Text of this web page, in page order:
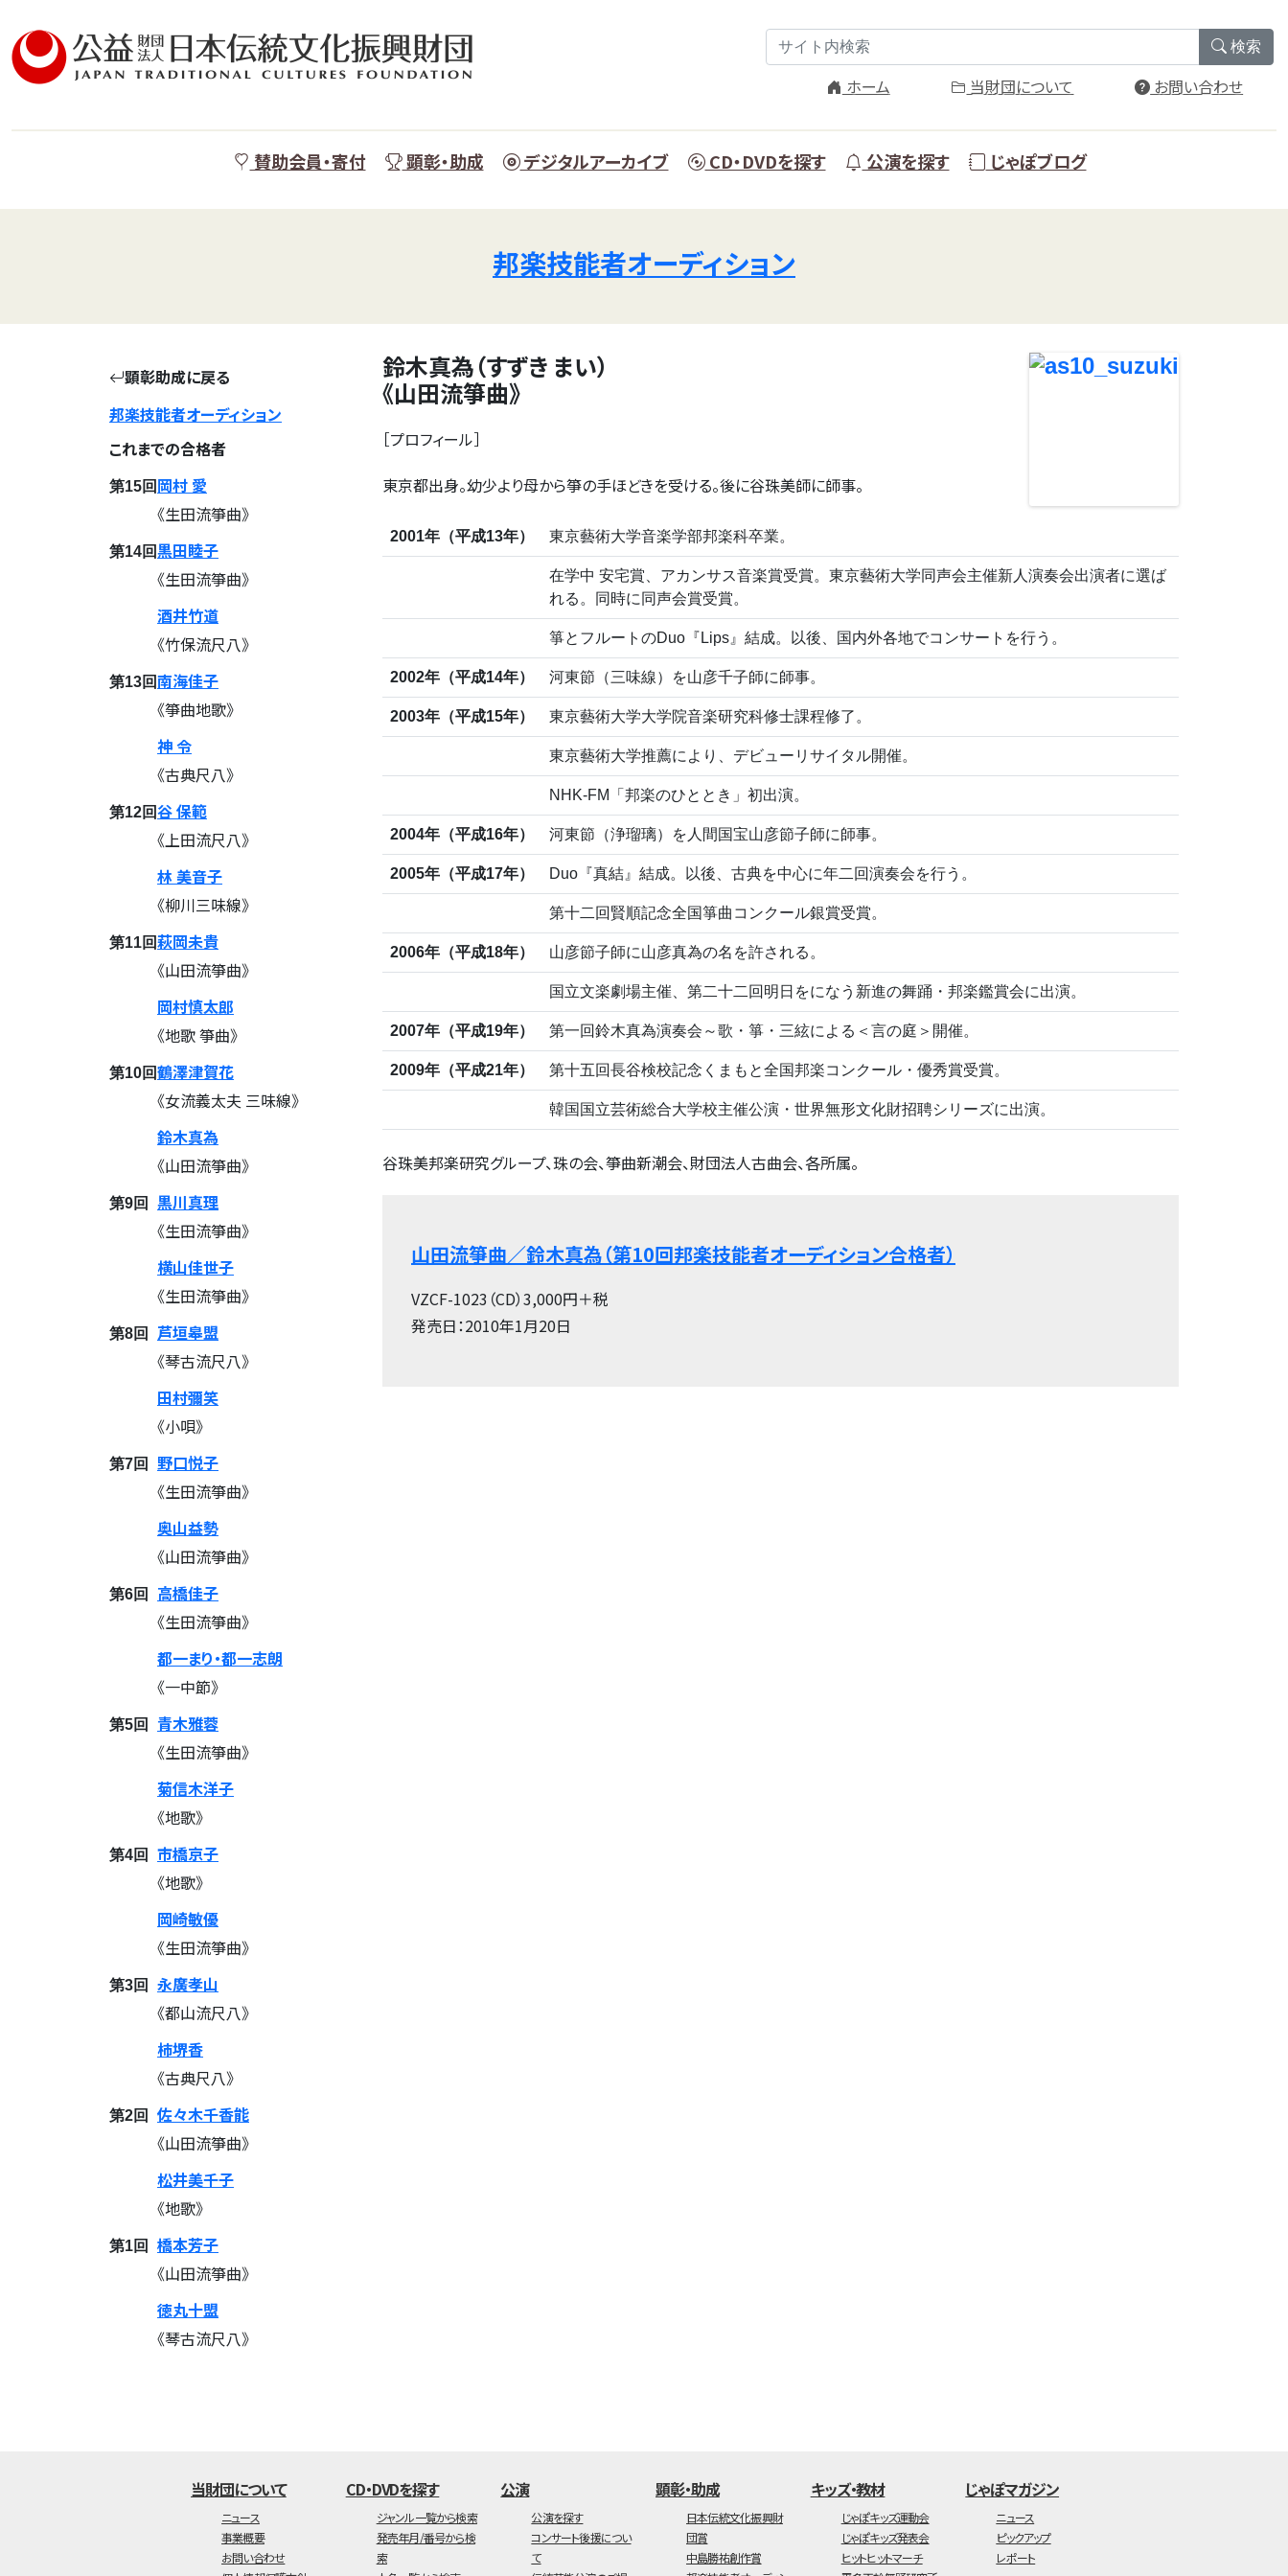
検索
ホーム 当財団について お問い合わせ
賛助会員・寄付 顕彰・助成 デジタルアーカイブ CD・DVDを探す 公演を探す じゃぽブログ
邦楽技能者オーディション
鈴木真為（すずき まい）
《山田流箏曲》
［プロフィール］
東京都出身。幼少より母から箏の手ほどきを受ける。後に谷珠美師に師事。
2001年（平成13年） 東京藝術大学音楽学部邦楽科卒業。
在学中 安宅賞、アカンサス音楽賞受賞。東京藝術大学同声会主催新人演奏会出演者に選ば
れる。同時に同声会賞受賞。
箏とフルートのDuo『Lips』結成。以後、国内外各地でコンサートを行う。
2002年（平成14年） 河東節（三味線）を山彦千子師に師事。
2003年（平成15年） 東京藝術大学大学院音楽研究科修士課程修了。
東京藝術大学推薦により、デビューリサイタル開催。
NHK-FM「邦楽のひととき」初出演。
2004年（平成16年） 河東節（浄瑠璃）を人間国宝山彦節子師に師事。
2005年（平成17年） Duo『真結』結成。以後、古典を中心に年二回演奏会を行う。
第十二回賢順記念全国箏曲コンクール銀賞受賞。
2006年（平成18年） 山彦節子師に山彦真為の名を許される。
国立文楽劇場主催、第二十二回明日をになう新進の舞踊・邦楽鑑賞会に出演。
2007年（平成19年） 第一回鈴木真為演奏会～歌・箏・三絃による＜言の庭＞開催。
2009年（平成21年） 第十五回長谷検校記念くまもと全国邦楽コンクール・優秀賞受賞。
韓国国立芸術総合大学校主催公演・世界無形文化財招聘シリーズに出演。
谷珠美邦楽研究グループ、珠の会、箏曲新潮会、財団法人古曲会、各所属。
山田流箏曲／鈴木真為（第10回邦楽技能者オーディション合格者）
VZCF-1023（CD）3,000円＋税
発売日：2010年1月20日
顕彰助成に戻る
邦楽技能者オーディション
これまでの合格者
第15回 岡村 愛
《生田流箏曲》
第14回黒田睦子
《生田流箏曲》
酒井竹道
《竹保流尺八》
第13回南海佳子
《箏曲地歌》
神 令
《古典尺八》
第12回谷 保範
《上田流尺八》
林 美音子
《柳川三味線》
第11回萩岡未貴
《山田流箏曲》
岡村慎太郎
《地歌 箏曲》
第10回鶴澤津賀花
《女流義太夫 三味線》
鈴木真為
《山田流箏曲》
第9回
黒川真理
《生田流箏曲》
横山佳世子
《生田流箏曲》
第8回
芦垣皋盟
《琴古流尺八》
田村彌笑
《小唄》
第7回
野口悦子
《生田流箏曲》
奥山益勢
《山田流箏曲》
第6回
高橋佳子
《生田流箏曲》
都一まり・都一志朗
《一中節》
第5回
青木雅蓉
《生田流箏曲》
菊信木洋子
《地歌》
第4回
市橋京子
《地歌》
岡崎敏優
《生田流箏曲》
第3回
永廣孝山
《都山流尺八》
柿堺香
《古典尺八》
第2回
佐々木千香能
《山田流箏曲》
松井美千子
《地歌》
第1回
橋本芳子
《山田流箏曲》
徳丸十盟
《琴古流尺八》
当財団について
ニュース
事業概要
お問い合わせ
CD・DVDを探す
ジャンル一覧から検索
発売年月/番号から検
索
公演
公演を探す
コンサート後援につい
て
顕彰・助成
日本伝統文化振興財
団賞
中島勝祐創作賞
キッズ・教材
じゃぽキッズ運動会
じゃぽキッズ発表会
ヒットヒットマーチ
じゃぽマガジン
ニュース
ピックアップ
レポート